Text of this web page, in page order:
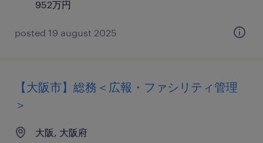
952万円
posted 19 august 2025
【大阪市】総務＜広報・ファシリティ管理
＞
大阪, 大阪府